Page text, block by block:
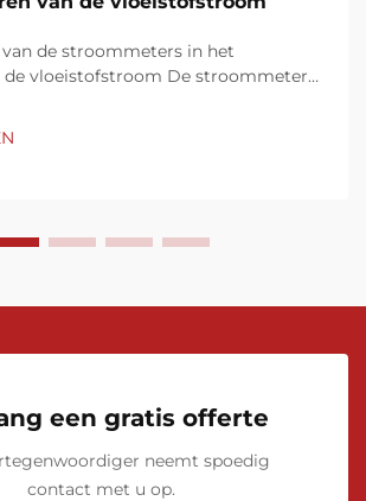
de stroommeters in het
vloeistofstroom De stroommeters
vermogen om nauwkeurige realtime
een gratis offerte
neemt spoedig
contact met u op.